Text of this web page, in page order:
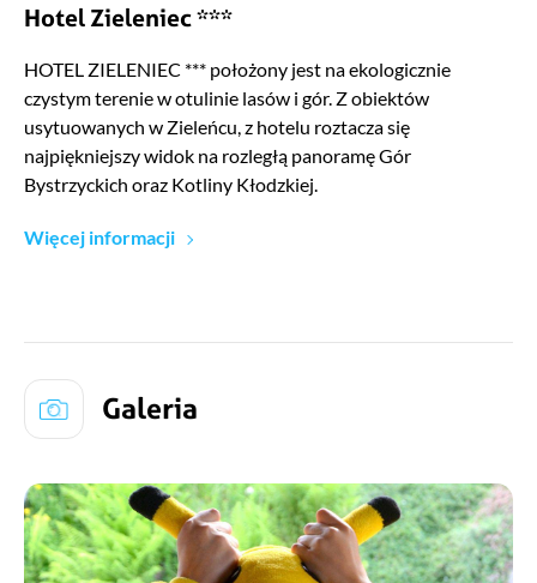
Hotel Zieleniec ***
HOTEL ZIELENIEC *** położony jest na ekologicznie
czystym terenie w otulinie lasów i gór. Z obiektów
usytuowanych w Zieleńcu, z hotelu roztacza się
najpiękniejszy widok na rozległą panoramę Gór
Bystrzyckich oraz Kotliny Kłodzkiej.
Więcej informacji
Galeria